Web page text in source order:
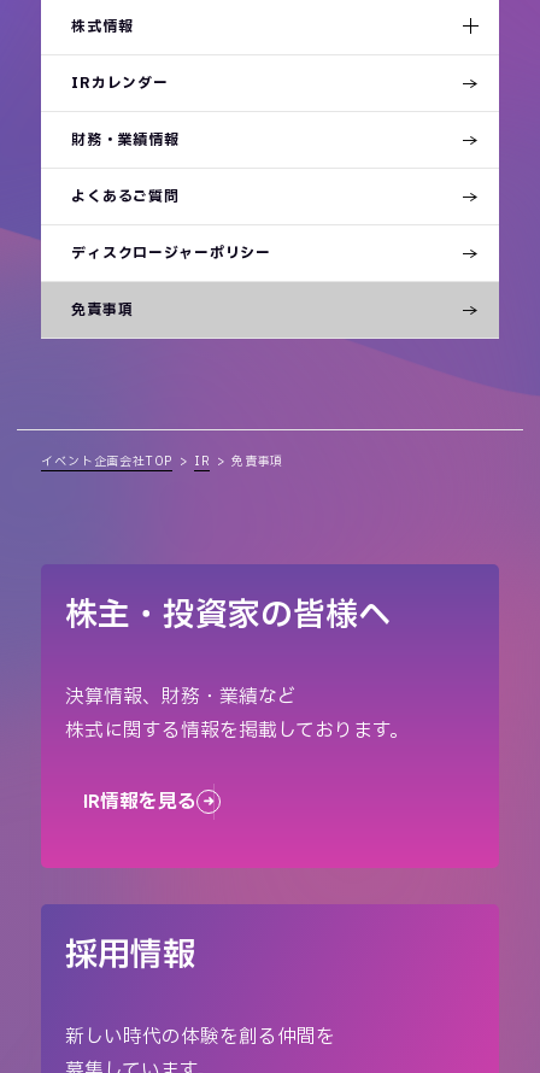
株式情報
IRカレンダー
財務・業績情報
よくあるご質問
ディスクロージャーポリシー
免責事項
イベント企画会社TOP IR 免責事項
株主・投資家の皆様へ
決算情報、財務・業績など
株式に関する情報を掲載しております。
IR情報を見る
採用情報
新しい時代の体験を創る仲間を